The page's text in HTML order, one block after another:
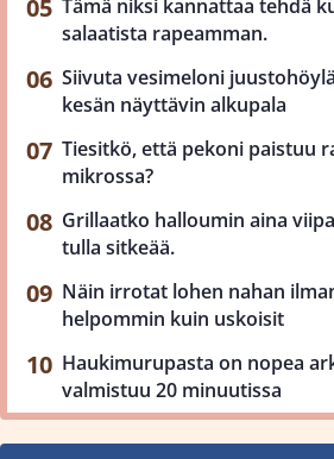
Tämä niksi kannattaa tehdä
salaatista rapeamman.
Siivuta vesimeloni
kesän näyttävin alkupala
Tiesitkö, että pekoni paistuu
mikrossa?
Grillaatko halloumin aina
tulla sitkeää.
Näin irrotat lohen nahan
helpommin kuin uskoisit
Haukimurupasta on nopea
valmistuu 20 minuutissa